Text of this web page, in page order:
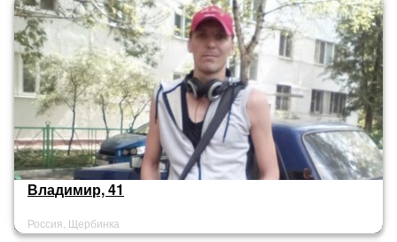
Владимир, 41
Россия, Щербинка